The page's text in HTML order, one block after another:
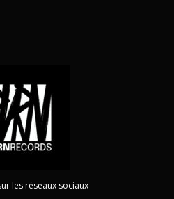
les réseaux sociaux